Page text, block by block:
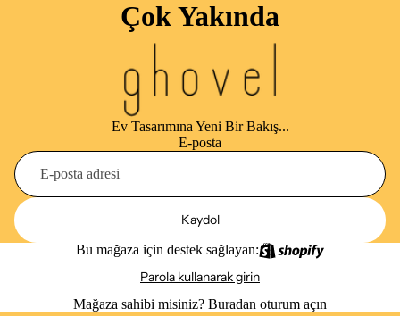
Çok Yakında
Ev Tasarımına Yeni Bir Bakış...
E-posta
Kaydol
Bu mağaza için destek sağlayan:
Parola kullanarak girin
Mağaza sahibi misiniz? Buradan oturum açın